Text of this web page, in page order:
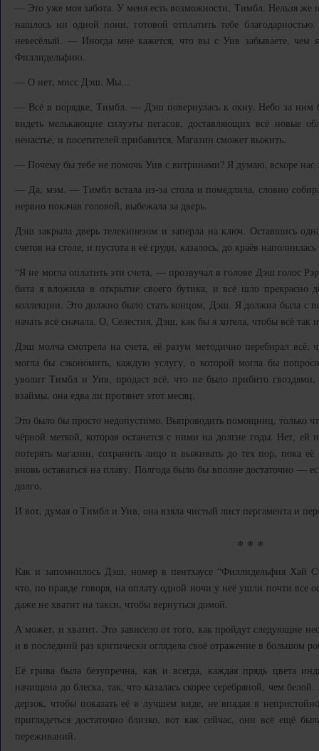
— Это уже моя забота. У меня есть возможности, Тимбл. Нельзя же
нашлось ни одной пони, готовой отплатить тебе
невесёлый. — Иногда мне кажется, что вы с Уив забываете, чем
Филлидельфию.
— О нет, мисс Дэш. Мы...
— Всё в порядке, Тимбл. — Дэш повернулась к окну. Небо за ним
видеть мелькающие силуэты пегасов, доставляющих всё новые
ненастье, и посетителей прибавится. Магазин сможет выжить.
— Почему бы тебе не помочь Уив с витринами? Я думаю, вскоре
— Да, мэм. — Тимбл встала из-за стола и помедлила, словно
нервно покачав головой, выбежала за дверь.
Дэш закрыла дверь телекинезом и заперла на ключ. Оставшись
счетов на столе, и пустота в её груди, казалось, до краёв
“Я не могла оплатить эти счета, — прозвучал в голове Дэш голос
бита я вложила в открытие своего бутика, и всё шло прекрасно
коллекции. Это должно было стать концом, Дэш. Я должна была с
начать всё сначала. О, Селестия, Дэш, как бы я хотела, чтобы всё так
Дэш молча смотрела на счета, её разум методично перебирал всё,
могла бы сэкономить, каждую услугу, о которой могла бы
уволит Тимбл и Уив, продаст всё, что не было прибито
взаймы, она едва ли протянет этот месяц.
Это было бы просто недопустимо. Выпроводить помощниц, только
чёрной меткой, которая останется с ними на долгие годы. Нет, ей
потерять магазин, сохранить лицо и выживать до тех пор, пока
вновь оставаться на плаву. Полгода было бы вполне достаточно —
долго.
И вот, думая о Тимбл и Уив, она взяла чистый лист пергамента и
* * *
Как и запомнилось Дэш, номер в пентхаусе “Филлидельфия Хай
что, по правде говоря, на оплату одной ночи у неё ушли почти
даже не хватит на такси, чтобы вернуться домой.
А может, и хватит. Это зависело от того, как пройдут следующие
и в последний раз критически оглядела своё отражение в большом
Её грива была безупречна, как и всегда, каждая прядь цвета
начищена до блеска, так, что казалась скорее серебряной, чем
дерзок, чтобы показать её в лучшем виде, не впадая в
приглядеться достаточно близко, вот как сейчас, они всё ещё
переживаний.